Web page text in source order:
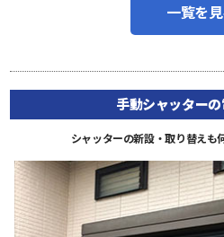
一覧を
手動シャッター
シャッターの新設・取り替えも